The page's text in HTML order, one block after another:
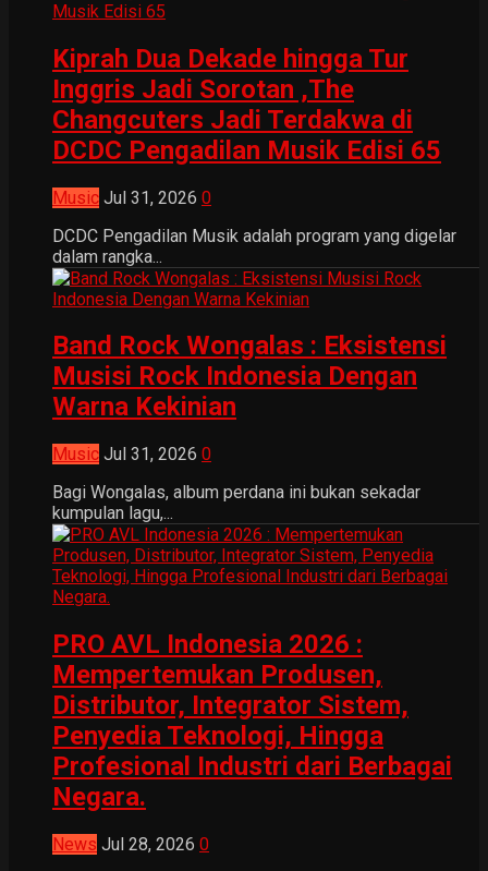
Kiprah Dua Dekade hingga Tur
Inggris Jadi Sorotan ,The
Changcuters Jadi Terdakwa di
DCDC Pengadilan Musik Edisi 65
Music Jul 31, 2026 0
DCDC Pengadilan Musik adalah program yang digelar
dalam rangka...
Band Rock Wongalas : Eksistensi
Musisi Rock Indonesia Dengan
Warna Kekinian
Music Jul 31, 2026 0
Bagi Wongalas, album perdana ini bukan sekadar
kumpulan lagu,...
PRO AVL Indonesia 2026 :
Mempertemukan Produsen,
Distributor, Integrator Sistem,
Penyedia Teknologi, Hingga
Profesional Industri dari Berbagai
Negara.
News Jul 28, 2026 0